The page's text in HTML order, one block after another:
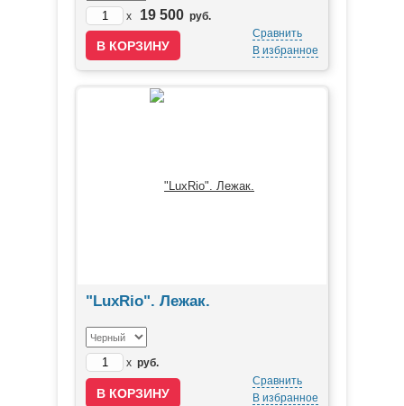
x 19 500 руб.
Сравнить
В избранное
"LuxRio". Лежак.
x руб.
Сравнить
В избранное